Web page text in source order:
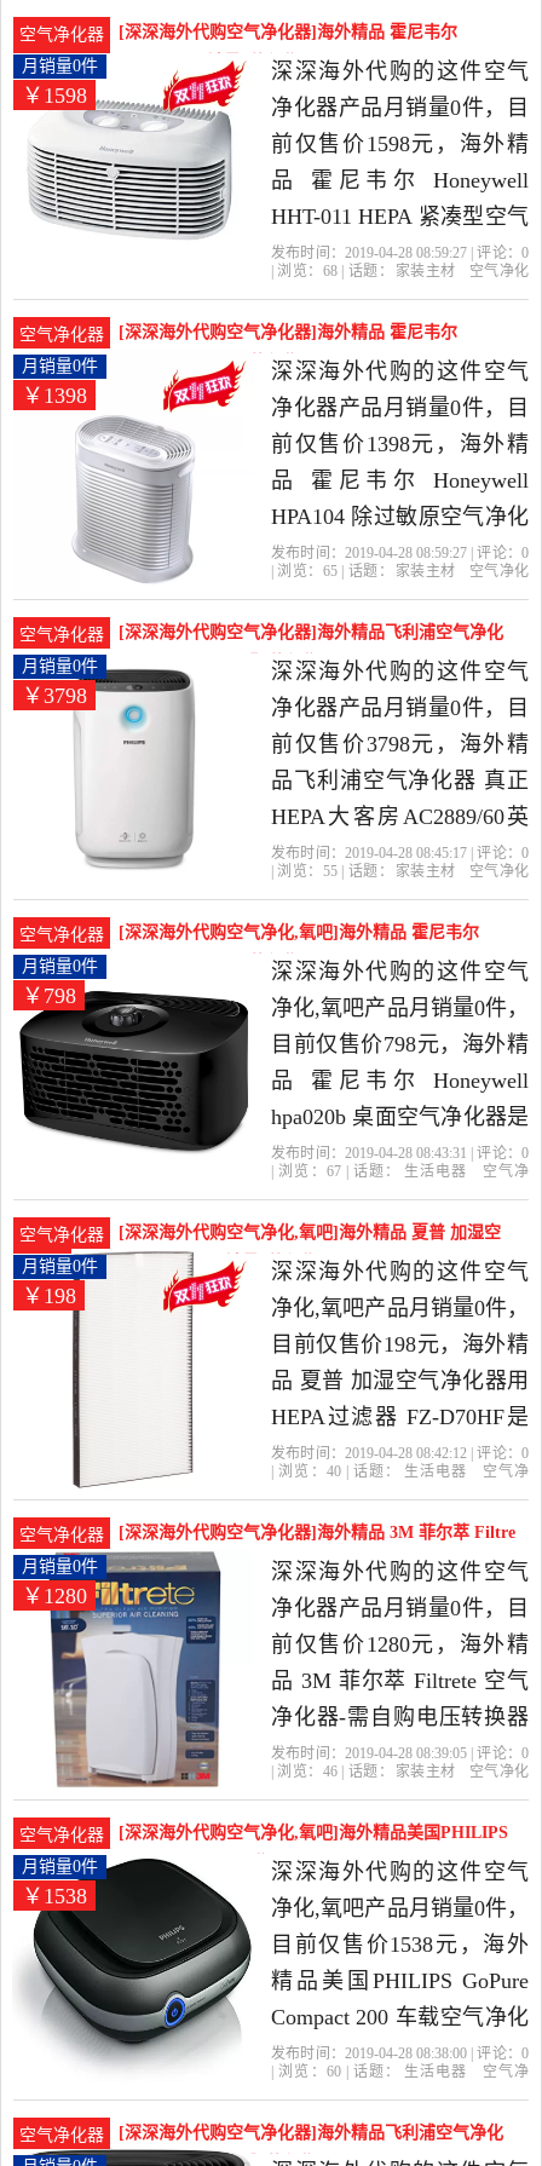
高的空气净化,氧吧，由德
国发货。
空气净化器
[深深海外代购空气净化器]海外精品 霍尼韦尔
Honeywel月销量0件仅售1598元
￥1598
月销量0件
深深海外代购的这件空气
净化器产品月销量0件，目
前仅售价1598元，海外精
品 霍尼韦尔 Honeywell
HHT-011 HEPA 紧凑型空气
净化器是2019年深深海外
价比很高的空气净化器，
由德国发货。
发布时间：2019-04-28 08:59:27 | 评论： 0
| 浏览： 68| 话题： 家装主材
空气净化
空气净化器
[深深海外代购空气净化器]海外精品 霍尼韦尔
Honeywel月销量0件仅售1398元
￥1398
月销量0件
深深海外代购的这件空气
净化器产品月销量0件，目
前仅售价1398元，海外精
品 霍尼韦尔 Honeywell
HPA104 除过敏原空气净化
器是2019年深深海外代购
很高的空气净化器，由德
国发货。
发布时间：2019-04-28 08:59:27 | 评论： 0
| 浏览： 65| 话题： 家装主材
空气净化
空气净化器
[深深海外代购空气净化器]海外精品飞利浦空气净化
器 真正HEP月销量0件仅售3798元
￥3798
月销量0件
深深海外代购的这件空气
净化器产品月销量0件，目
前仅售价3798元，海外精
品飞利浦空气净化器 真正
HEPA大客房AC2889/60英
国是2019年深深海外代购
很高的空气净化器，由德
国发货。
发布时间：2019-04-28 08:45:17 | 评论： 0
| 浏览： 55| 话题： 家装主材
空气净化
空气净化器
[深深海外代购空气净化,氧吧]海外精品 霍尼韦尔
Honeywel月销量0件仅售798元
￥798
月销量0件
深深海外代购的这件空气
净化,氧吧产品月销量0件，
目前仅售价798元，海外精
品 霍尼韦尔 Honeywell
hpa020b 桌面空气净化器是
2019年深深海外代购精选
的空气净化,氧吧，由美国
发货。
发布时间：2019-04-28 08:43:31 | 评论： 0
| 浏览： 67| 话题： 生活电器
空气净
空气净化器
[深深海外代购空气净化,氧吧]海外精品 夏普 加湿空
气净化器用 月销量0件仅售198元
￥198
月销量0件
深深海外代购的这件空气
净化,氧吧产品月销量0件，
目前仅售价198元，海外精
品 夏普 加湿空气净化器用
HEPA过滤器 FZ-D70HF是
2019年深深海外代购精选
的空气净化,氧吧，由德国
发货。
发布时间：2019-04-28 08:42:12 | 评论： 0
| 浏览： 40| 话题： 生活电器
空气净
空气净化器
[深深海外代购空气净化器]海外精品 3M 菲尔萃 Filtre
月销量0件仅售1280元
￥1280
月销量0件
深深海外代购的这件空气
净化器产品月销量0件，目
前仅售价1280元，海外精
品 3M 菲尔萃 Filtrete 空气
净化器-需自购电压转换器
是2019年深深海外代购精
高的空气净化器，由美国
发货。
发布时间：2019-04-28 08:39:05 | 评论： 0
| 浏览： 46| 话题： 家装主材
空气净化
空气净化器
[深深海外代购空气净化,氧吧]海外精品美国PHILIPS
GoPu月销量0件仅售1538元
￥1538
月销量0件
深深海外代购的这件空气
净化,氧吧产品月销量0件，
目前仅售价1538元，海外
精品美国PHILIPS GoPure
Compact 200 车载空气净化
器是2019年深深海外代购
很高的空气净化,氧吧，由
发布时间：2019-04-28 08:38:00 | 评论： 0
| 浏览： 60| 话题： 生活电器
空气净
空气净化器
[深深海外代购空气净化器]海外精品飞利浦空气净化